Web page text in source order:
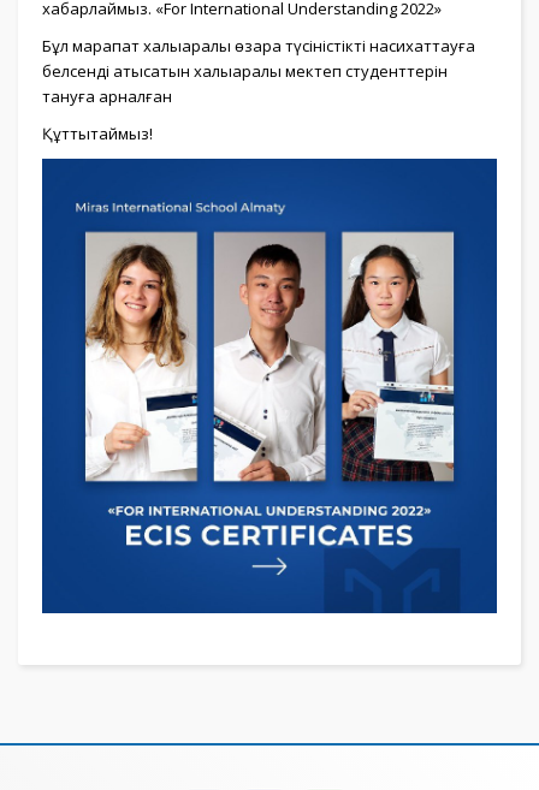
хабарлаймыз. «For International Understanding 2022» ⠀
Бұл марапат халықаралық өзара түсіністікті насихаттауға
белсенді қатысатын халықаралық мектеп студенттерін
тануға арналған ⠀
Құттықтаймыз!